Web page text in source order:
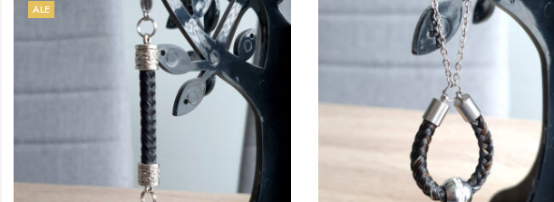
ALE